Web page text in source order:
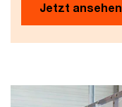
Jetzt ansehen